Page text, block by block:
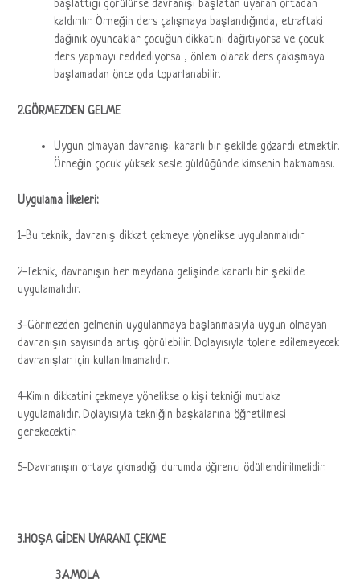
başlattığı görülürse davranışı başlatan uyaran ortadan
kaldırılır. Örneğin ders çalışmaya başlandığında, etraftaki
dağınık oyuncaklar çocuğun dikkatini dağıtıyorsa ve çocuk
ders yapmayı reddediyorsa , önlem olarak ders çakışmaya
başlamadan önce oda toparlanabilir.
2.GÖRMEZDEN GELME
Uygun olmayan davranışı kararlı bir şekilde gözardı etmektir.
Örneğin çocuk yüksek sesle güldüğünde kimsenin bakmaması.
Uygulama İlkeleri:
1-Bu teknik, davranış dikkat çekmeye yönelikse uygulanmalıdır.
2-Teknik, davranışın her meydana gelişinde kararlı bir şekilde
uygulamalıdır.
3-Görmezden gelmenin uygulanmaya başlanmasıyla uygun olmayan
davranışın sayısında artış görülebilir. Dolayısıyla tolere edilemeyecek
davranışlar için kullanılmamalıdır.
4-Kimin dikkatini çekmeye yönelikse o kişi tekniği mutlaka
uygulamalıdır. Dolayısıyla tekniğin başkalarına öğretilmesi
gerekecektir.
5-Davranışın ortaya çıkmadığı durumda öğrenci ödüllendirilmelidir.
3.HOŞA GİDEN UYARANI ÇEKME
3.A.MOLA